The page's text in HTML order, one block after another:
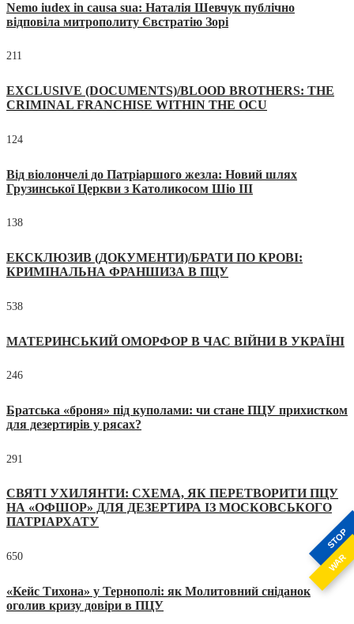
STOP
WAR
Nemo iudex in causa sua: Наталія Шевчук публічно
відповіла митрополиту Євстратію Зорі
211
EXCLUSIVE (DOCUMENTS)/BLOOD BROTHERS: THE
CRIMINAL FRANCHISE WITHIN THE OCU
124
Від віолончелі до Патріаршого жезла: Новий шлях
Грузинської Церкви з Католикосом Шіо III
138
ЕКСКЛЮЗИВ (ДОКУМЕНТИ)/БРАТИ ПО КРОВІ:
КРИМІНАЛЬНА ФРАНШИЗА В ПЦУ
538
МАТЕРИНСЬКИЙ ОМОРФОР В ЧАС ВІЙНИ В УКРАЇНІ
246
Братська «броня» під куполами: чи стане ПЦУ прихистком
для дезертирів у рясах?
291
СВЯТІ УХИЛЯНТИ: СХЕМА, ЯК ПЕРЕТВОРИТИ ПЦУ
НА «ОФШОР» ДЛЯ ДЕЗЕРТИРА ІЗ МОСКОВСЬКОГО
ПАТРІАРХАТУ
650
«Кейс Тихона» у Тернополі: як Молитовний сніданок
оголив кризу довіри в ПЦУ